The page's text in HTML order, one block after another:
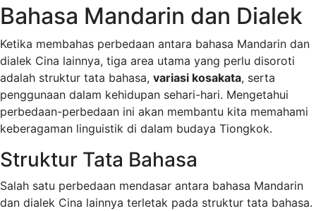
Bahasa Mandarin dan Dialek
Ketika membahas perbedaan antara bahasa Mandarin dan
dialek Cina lainnya, tiga area utama yang perlu disoroti
adalah struktur tata bahasa, variasi kosakata, serta
penggunaan dalam kehidupan sehari-hari. Mengetahui
perbedaan-perbedaan ini akan membantu kita memahami
keberagaman linguistik di dalam budaya Tiongkok.
Struktur Tata Bahasa
Salah satu perbedaan mendasar antara bahasa Mandarin
dan dialek Cina lainnya terletak pada struktur tata bahasa.